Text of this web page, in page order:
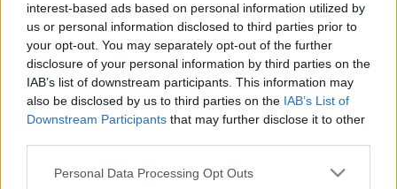
interest-based ads based on personal information utilized by
us or personal information disclosed to third parties prior to
your opt-out. You may separately opt-out of the further
disclosure of your personal information by third parties on the
IAB’s list of downstream participants. This information may
also be disclosed by us to third parties on the IAB’s List of
Downstream Participants that may further disclose it to other
Please note that this website/app uses one or more Google
Personal Data Processing Opt Outs
Nem volt egyszerű lemondani a legfontosabb
hobbimról, a "szakmámról" és egy nagyon fontos
örömforrásról: az evésről. Alapvetően mindenevő
vagyok, de főleg húsra és egészségtelen
finomságokra specializálódtam. Emiatt aztán még
viccesebb ötletnek tűnt a megkeresés…
Torkos Csütörtök: foglaltál már?